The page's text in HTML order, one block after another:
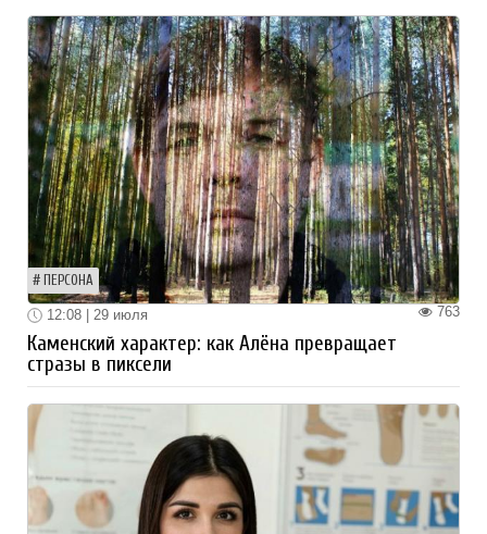
ПЕРСОНА
763
12:08 | 29 июля
Каменский характер: как Алёна превращает
стразы в пиксели